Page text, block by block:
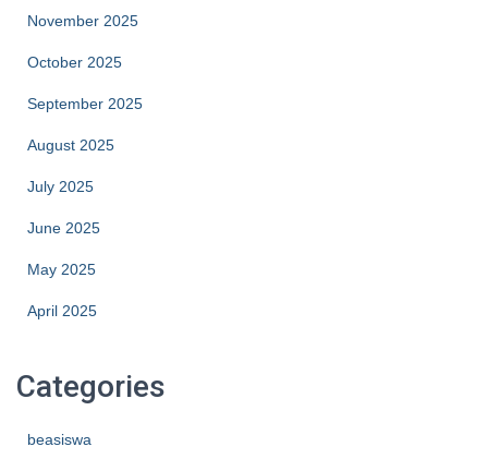
November 2025
October 2025
September 2025
August 2025
July 2025
June 2025
May 2025
April 2025
Categories
beasiswa